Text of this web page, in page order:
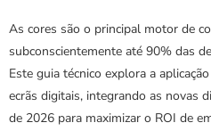
As cores são o principal motor de
subconscientemente até 90% das
Este guia técnico explora a
ecrãs digitais, integrando as novas
de 2026 para maximizar o ROI de